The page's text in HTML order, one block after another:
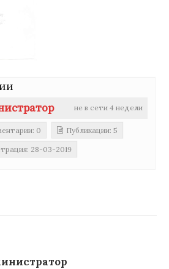
не в сети 4 недели
0 Публикации: 5
28-03-2019